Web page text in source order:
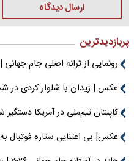
ارسال دیدگاه
پربازدیدترین
رونمایی از ترانه اصلی جام
عکس | زیدان با شلوار کردی در
کاپیتان تیم‌ملی در آمریکا دستگیر
عکس| بی اعتنایی ستاره فوتبال